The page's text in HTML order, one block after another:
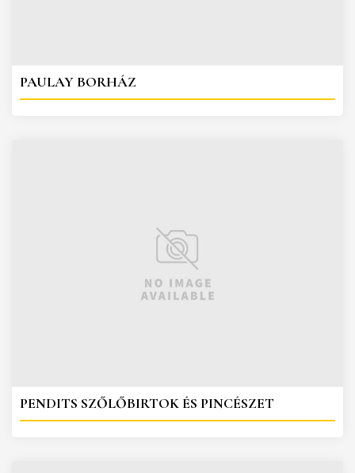
PAULAY BORHÁZ
PENDITS SZŐLŐBIRTOK ÉS PINCÉSZET